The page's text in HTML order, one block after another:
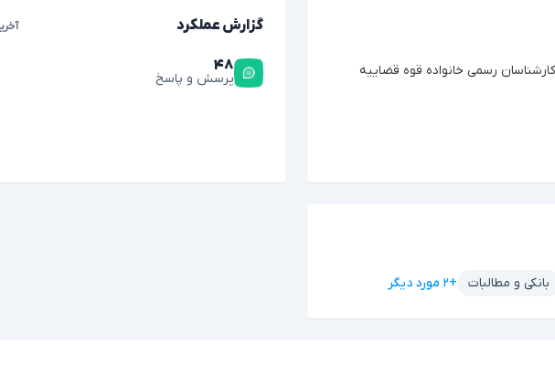
رسمی خانواده قوه قضاییه
گزارش عملکرد
۴۸
پرسش و پاسخ
بانکی و مطالبات +۲ مورد دیگر